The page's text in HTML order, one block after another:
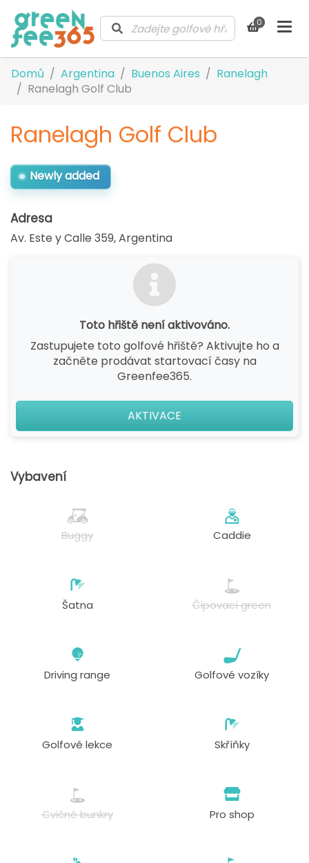
0
Domů Argentina Buenos Aires
Ranelagh
Ranelagh Golf Club
Ranelagh Golf Club
Newly added
Adresa
Av. Este y Calle 359,Argentina
Toto hřiště není aktivováno.
Zastupujete toto golfové hřiště? Aktivujte ho a
začněte prodávat startovací časy na
Greenfee365.
AKTIVACE
Vybavení
Buggy Caddie
Šatna Čipovací green
Driving range Golfové vozíky
Golfové lekce Skříňky
Cvičné bunkry Pro shop